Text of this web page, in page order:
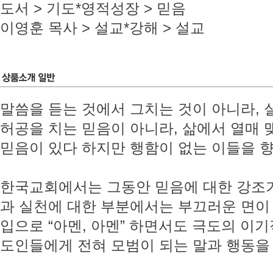
도서 > 기도*영적성장 > 믿음
이영훈 목사 > 설교*강해 > 설교
말씀을 듣는 것에서 그치는 것이 아니라,
허공을 치는 믿음이 아니라, 삶에서 열매
믿음이 있다 하지만 행함이 없는 이들을
한국교회에서는 그동안 믿음에 대한 강
과 실천에 대한 부분에서는 부끄러운 면
입으로 “아멘, 아멘” 하면서도 극도의 이
도인들에게 전혀 모범이 되는 말과 행동